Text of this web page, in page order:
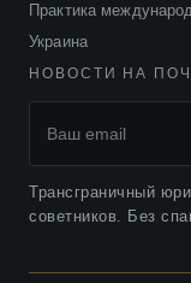
Практика
Украина
НОВОСТИ НА
Трансграничный
советников. Без